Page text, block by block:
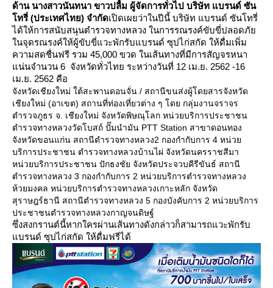
ด้าน นางสาวนันทนา ขาวปลื้ม ผู้จัดการทั่วไป บริษัท แบรนด์ ซัน
ทรี่ (ประเทศไทย) จำกัดเปิดเผยว่าในปีนี้ บริษัท แบรนด์ ซันโทรี่
ได้ให้การสนับสนุนตำรวจทางหลวง ในการรณรงค์ขับขี่ปลอดภั
นจุดรณรงค์ให้ผู้ขับขี่แวะพักรับแบรนด์ ซุปไก่สกัด ให้ดื่มเพิ่ม
ความสดชื่นฟรี รวม 45,000 ขวด ในเส้นทางที่มีการสัญจรหนา
น่นจำนวน 6 จังหวัดทั่วไทย ระหว่างวันที่ 12 เม.ย. 2562 -16
เม.ย. 2562 คือ
จังหวัดเชียงใหม่ ใต้สะพานดอนจั่น / สถานีขนส่งผู้โดยสารจังหวัด
เชียงใหม่ (อาเขต) สถานที่ท่องเที่ยวต่าง ๆ โดย กลุ่มงานจราจร
ตำรวจภูธร จ. เชียงใหม่ จังหวัดพิษณุโลก หน่วยบริการประชาชน
ตำรวจทางหลวงวัดโบสถ์ ปั๊มนำมัน PTT Station สาขาดอนทอง
จังหวัดขอนแก่น สถานีตำรวจทางหลวง2 กองกำกับการ 4 หน่ว
บริการประชาชน ตำรวจทางหลวงบ้านไผ่ จังหวัดนครราชสีมา
หน่วยบริการประชาชน ปักธงชัย จังหวัดประจวบคีรีขันธ์ สถานี
ตำรวจทางหลวง 3 กองกำกับการ 2 หน่วยบริการตำรวจทางหลวง
ห้วยมงคล หน่วยบริการตำรวจทางหลวงเกาะหลัก จังหวัด
สุราษฎร์ธานี สถานีตำรวจทางหลวง 5 กองบังคับการ 2 หน่วยบริการ
ประชาชนตำรวจทางหลวงกาญจนดิษฐ์
ซึ่งสงกรานต์นี้หากใครผ่านเส้นทางดังกล่าวก็สามารถแวะพักรับ
บรนด์ ซุปไก่สกัด ให้ดื่มฟรีได้